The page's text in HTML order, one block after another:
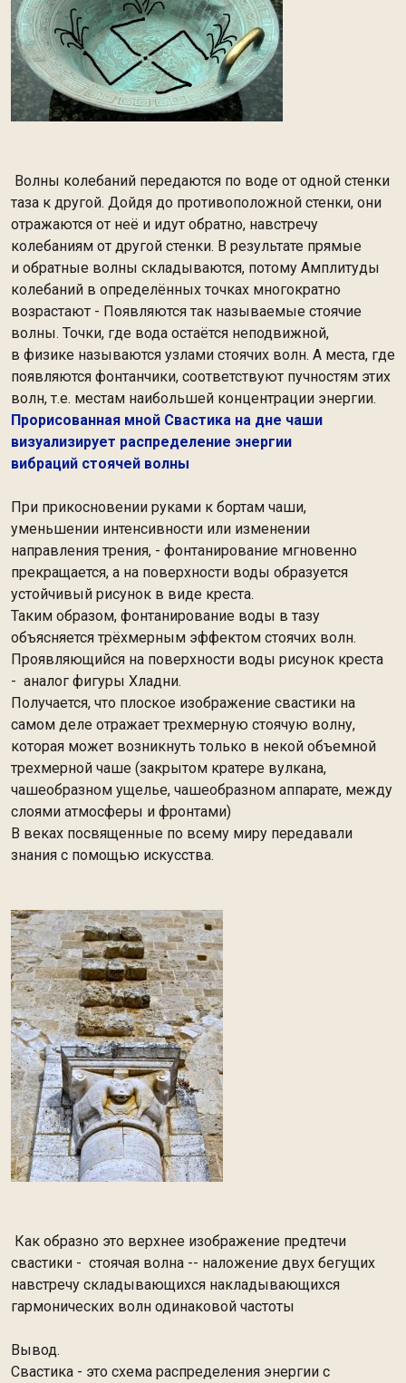
Волны колебаний передаются по воде от одной стенки
таза к другой. Дойдя до противоположной стенки, они
отражаются от неё и идут обратно, навстречу
колебаниям от другой стенки. В результате прямые
и обратные волны складываются, потому Амплитуды
колебаний в определённых точках многократно
возрастают - Появляются так называемые стоячие
волны. Точки, где вода остаётся неподвижной,
в физике называются узлами стоячих волн. А места, где
появляются фонтанчики, соответствуют пучностям этих
волн, т.е. местам наибольшей концентрации энергии.
Прорисованная мной Свастика на дне чаши
визуализирует распределение энергии
вибраций стоячей волны
При прикосновении руками к бортам чаши,
уменьшении интенсивности или изменении
направления трения, - фонтанирование мгновенно
прекращается, а на поверхности воды образуется
устойчивый рисунок в виде креста.
Таким образом, фонтанирование воды в тазу
объясняется трёхмерным эффектом стоячих волн.
Проявляющийся на поверхности воды рисунок креста
- аналог фигуры Хладни.
Получается, что плоское изображение свастики на
самом деле отражает трехмерную стоячую волну,
которая может возникнуть только в некой объемной
трехмерной чаше (закрытом кратере вулкана,
чашеобразном ущелье, чашеобразном аппарате, между
слоями атмосферы и фронтами)
В веках посвященные по всему миру передавали
знания с помощью искусства.
Как образно это верхнее изображение предтечи
свастики - стоячая волна -- наложение двух бегущих
навстречу складывающихся накладывающихся
гармонических волн одинаковой частоты
Вывод.
Свастика - это схема распределения энергии с